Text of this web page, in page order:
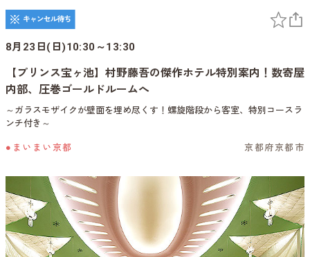
8月23日(日)10:30～13:30
【プリンス宝ヶ池】村野藤吾の傑作ホテル特別案内！数寄屋
内部、圧巻ゴールドルームへ
～ガラスモザイクが壁面を埋め尽くす！螺旋階段から客室、特別コースラ
ンチ付き～
●まいまい京都 京都府京都市